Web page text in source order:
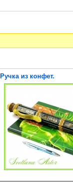
Ручка из конфет.